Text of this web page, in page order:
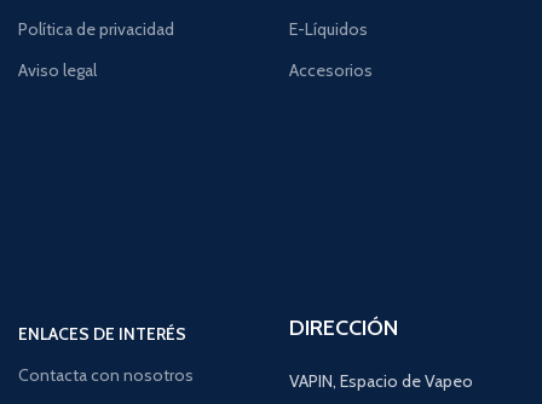
Política de privacidad
Aviso legal
E-Líquidos
Accesorios
ENLACES DE INTERÉS
Contacta con nosotros
DIRECCIÓN
VAPIN, Espacio de Vapeo